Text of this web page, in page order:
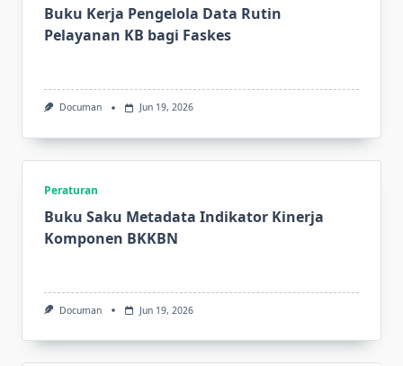
Buku Kerja Pengelola Data Rutin
Pelayanan KB bagi Faskes
Documan Jun 19, 2026
Peraturan
Buku Saku Metadata Indikator Kinerja
Komponen BKKBN
Documan Jun 19, 2026